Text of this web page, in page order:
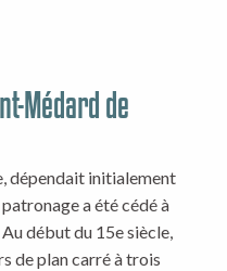
Médard de
dépendait initialement
a été cédé à
début du 15e siècle,
de plan carré à trois